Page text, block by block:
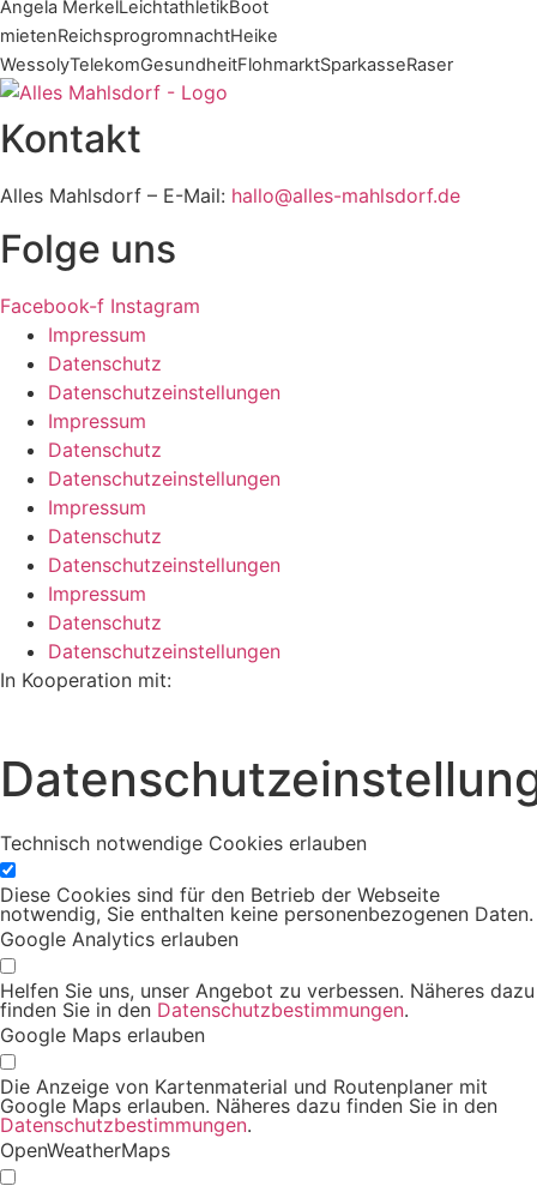
Angela MerkelLeichtathletikBoot
mietenReichsprogromnachtHeike
WessolyTelekomGesundheitFlohmarktSparkasseRaser
Kontakt
Alles Mahlsdorf – E-Mail: hallo@alles-mahlsdorf.de
Folge uns
Facebook-f Instagram
Impressum
Datenschutz
Datenschutzeinstellungen
Impressum
Datenschutz
Datenschutzeinstellungen
Impressum
Datenschutz
Datenschutzeinstellungen
Impressum
Datenschutz
Datenschutzeinstellungen
In Kooperation mit:
Technisch notwendige Cookies erlauben
Diese Cookies sind für den Betrieb der Webseite
notwendig, Sie enthalten keine personenbezogenen Daten.
Google Analytics erlauben
Helfen Sie uns, unser Angebot zu verbessen. Näheres dazu
finden Sie in den Datenschutzbestimmungen.
Google Maps erlauben
Die Anzeige von Kartenmaterial und Routenplaner mit
Google Maps erlauben. Näheres dazu finden Sie in den
Datenschutzbestimmungen.
OpenWeatherMaps